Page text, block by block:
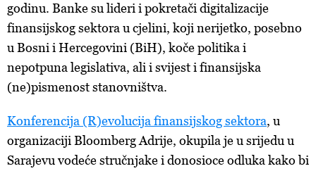
godinu. Banke su lideri i pokretači digitalizacije
finansijskog sektora u cjelini, koji nerijetko, posebno
u Bosni i Hercegovini (BiH), koče politika i
nepotpuna legislativa, ali i svijest i finansijska
(ne)pismenost stanovništva.
Konferencija (R)evolucija finansijskog sektora, u
organizaciji Bloomberg Adrije, okupila je u srijedu u
Sarajevu vodeće stručnjake i donosioce odluka kako bi